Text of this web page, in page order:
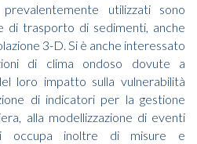
utilizzati sono
di trasporto di sedimenti, anche
3-D. Si è anche interessato
di clima ondoso dovute a
loro impatto sulla vulnerabilità
di indicatori per la gestione
alla modellizzazione di eventi
occupa inoltre di misure e